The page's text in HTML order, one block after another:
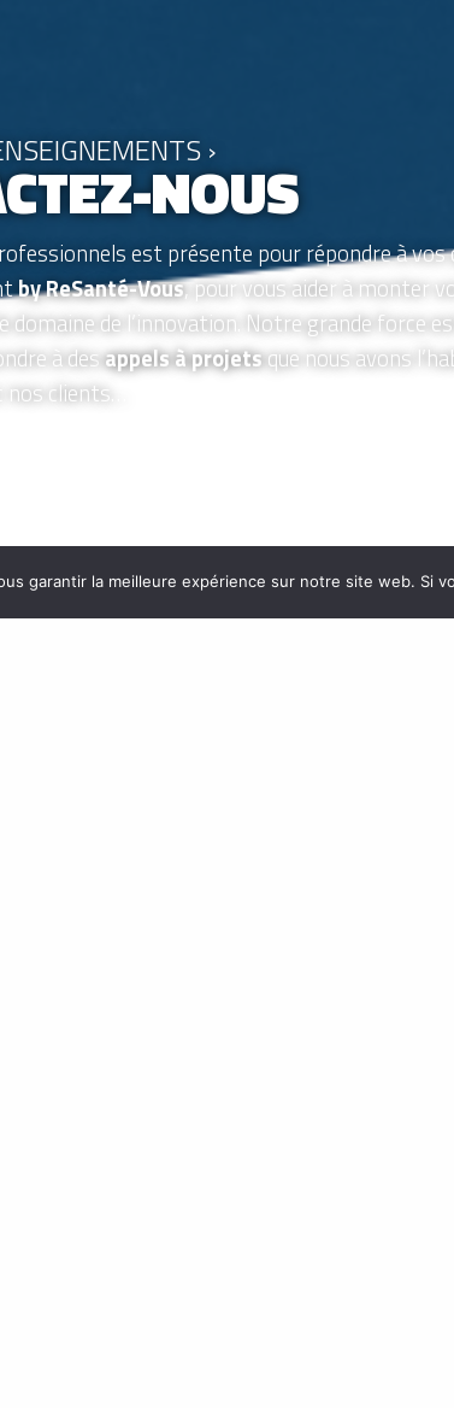
›
NOUS
est présente pour répondre à vos
by ReSanté-Vous, pour vous aider à monter
domaine de l’innovation. Notre grande force
à desappels à projetsque nous avons
clients…
garantir la meilleure expérience sur notre site web. Si